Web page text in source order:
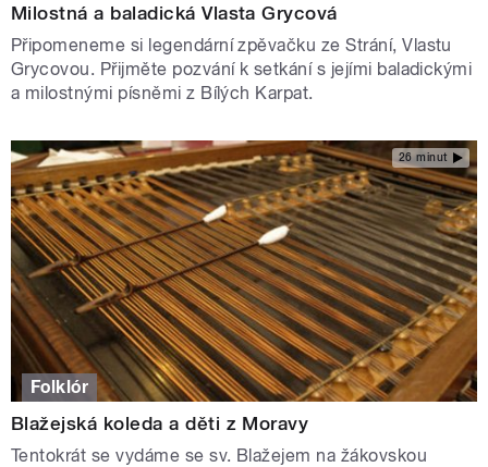
Milostná a baladická Vlasta Grycová
Připomeneme si legendární zpěvačku ze Strání, Vlastu
Grycovou. Přijměte pozvání k setkání s jejími baladickými
a milostnými písněmi z Bílých Karpat.
26 minut
Folklór
Blažejská koleda a děti z Moravy
Tentokrát se vydáme se sv. Blažejem na žákovskou